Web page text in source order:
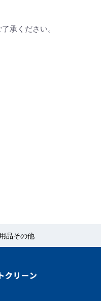
承ください。
品その他